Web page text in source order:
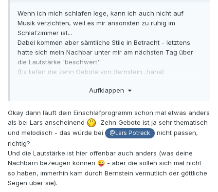
Wenn ich mich schlafen lege, kann ich auch nicht auf
Musik verzichten, weil es mir ansonsten zu ruhig im
Schlafzimmer ist...
Dabei kommen aber sämtliche Stile in Betracht - letztens
hatte sich mein Nachbar unter mir am nächsten Tag über
die Lautstärke 'beschwert'
(Es liefen die zehn Gebote von Bernstein...haha)
Geht mir genauso - ich HÖRE, und wenn das Gehörte in mir
Aufklappen
Okay dann läuft dein Einschlafprogramm schon mal etwas anders
als bei Lars anscheinend
Zehn Gebote ist ja sehr thematisch
und melodisch - das würde bei
@Lars Potreck
nicht passen,
richtig?
Und die Lautstärke ist hier offenbar auch anders (was deine
Nachbarn bezeugen können 😜 - aber die sollen sich mal nicht
so haben, immerhin kam durch Bernstein vermutlich der göttliche
Segen über sie).